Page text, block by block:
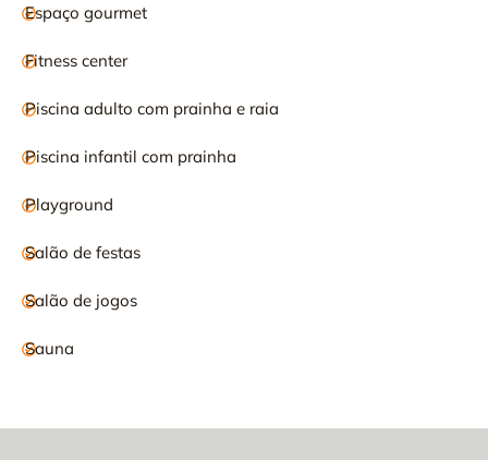
Espaço gourmet
Fitness center
Piscina adulto com prainha e raia
Piscina infantil com prainha
Playground
Salão de festas
Salão de jogos
Sauna